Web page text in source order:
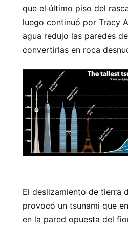
que el último piso del
luego continuó por Tracy
agua redujo las paredes
convertirlas en roca
El deslizamiento de tierra
provocó un tsunami que
en la pared opuesta del